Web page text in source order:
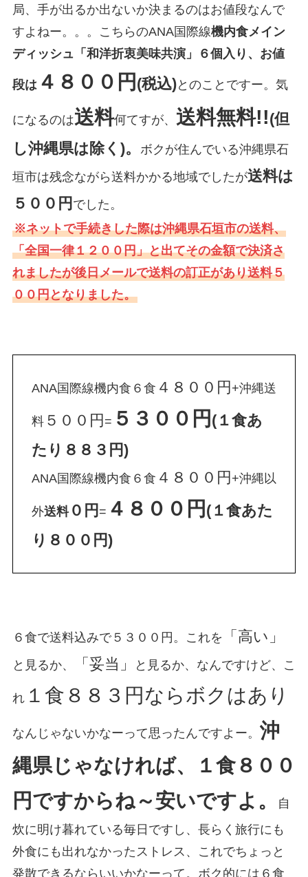
局、手が出るか出ないか決まるのはお値段なんで
すよねー。。。こちらのANA国際線機内食メイン
ディッシュ「和洋折衷美味共演」６個入り、お値
段は ４８００円 (税込)とのことですー。気
になるのは送料何てすが、 送料無料!!(但
し沖縄県は除く)。
ボクが住んでいる沖縄県石
垣市は残念ながら送料かかる地域でしたが送料は
５００円 でした。
※ネットで手続きした際は沖縄県石垣市の送料、
「全国一律１２００円」と出てその金額で決済さ
れましたが後日メールで送料の訂正があり送料５
００円となりました。
ANA国際線機内食６食 ４８００円 +沖縄送
料５００円 = ５３００円 (１食あ
たり８８３円)
ANA国際線機内食６食 ４８００円 +沖縄以
外送料０円 = ４８００円 (１食あた
り８００円)
６食で送料込みで５３００円。これを 「高い」
と見るか、 「妥当」 と見るか、なんですけど、こ
れ１食８８３円ならボクはあり
なんじゃないかなーって思ったんですよー。 沖
縄県じゃなければ、１食８００
円ですからね～安いですよ 。
自
炊に明け暮れている毎日ですし、長らく旅行にも
外食にも出れなかったストレス、これでちょっと
発散できるならいいかなーって。ボク的には６食